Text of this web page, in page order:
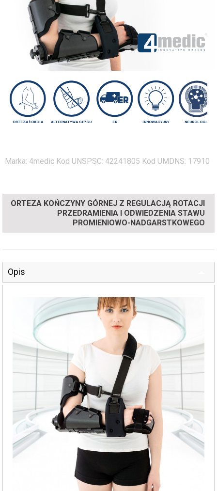
ORTEZA ŁOKCIA ALTERNATYWA GIPSU ER INNOWACYJNY NEUROLOGIA
Marka: 4medic Kod UNSPSC: 42241805 Kod UMDNS: 17910
ORTEZA KOŃCZYNY GÓRNEJ Z REGULACJĄ ROTACJI
PRZEDRAMIENIA I ODWIEDZENIA STAWU
PROMIENIOWO-NADGARSTKOWEGO
Opis